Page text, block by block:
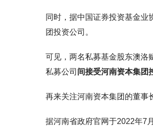
同时，据中国证券投资基金
团投资公司。
可见，两名私募基金股东澳洛
私募公司 间接受河南资本集团
再来关注河南资本集团的董事
据河南省政府官网于2022年7